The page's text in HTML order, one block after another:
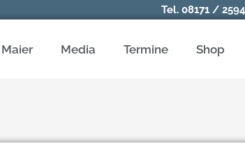
Tel. 08171 /
Media Termine Shop